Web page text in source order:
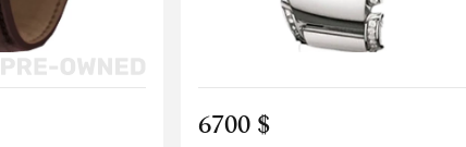
6700 $